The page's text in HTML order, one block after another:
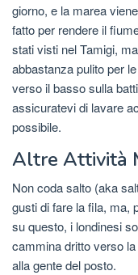
giorno, e la marea
fatto per rendere il
stati visti nel Tamigi,
abbastanza pulito per
verso il basso sulla
assicuratevi di lavare
possibile.
Altre Attività
Non coda salto (aka
gusti di fare la fila, ma,
su questo, i londinesi
cammina dritto verso
alla gente del posto.